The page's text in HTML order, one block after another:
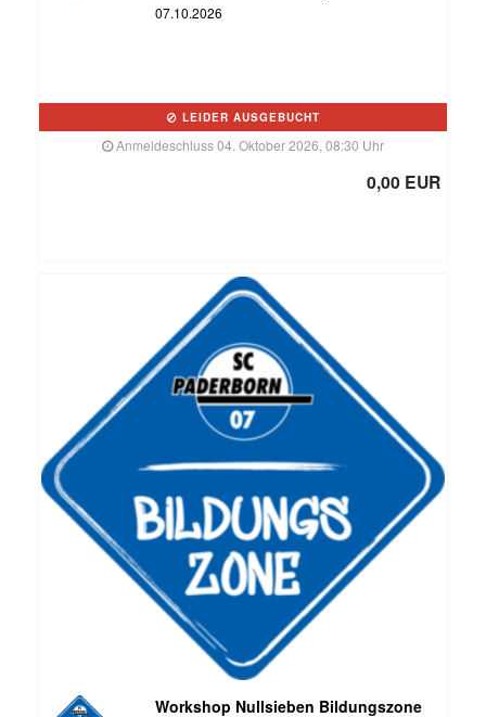
07.10.2026
LEIDER AUSGEBUCHT
Anmeldeschluss 04. Oktober 2026, 08:30 Uhr
0,00 EUR
Workshop Nullsieben Bildungszone